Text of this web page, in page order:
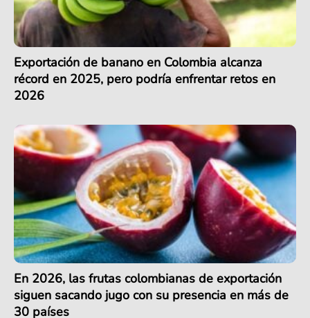
Exportación de banano en Colombia alcanza
récord en 2025, pero podría enfrentar retos en
2026
En 2026, las frutas colombianas de exportación
siguen sacando jugo con su presencia en más de
30 países